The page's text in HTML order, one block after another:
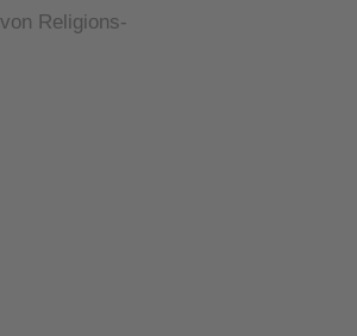
Religions-